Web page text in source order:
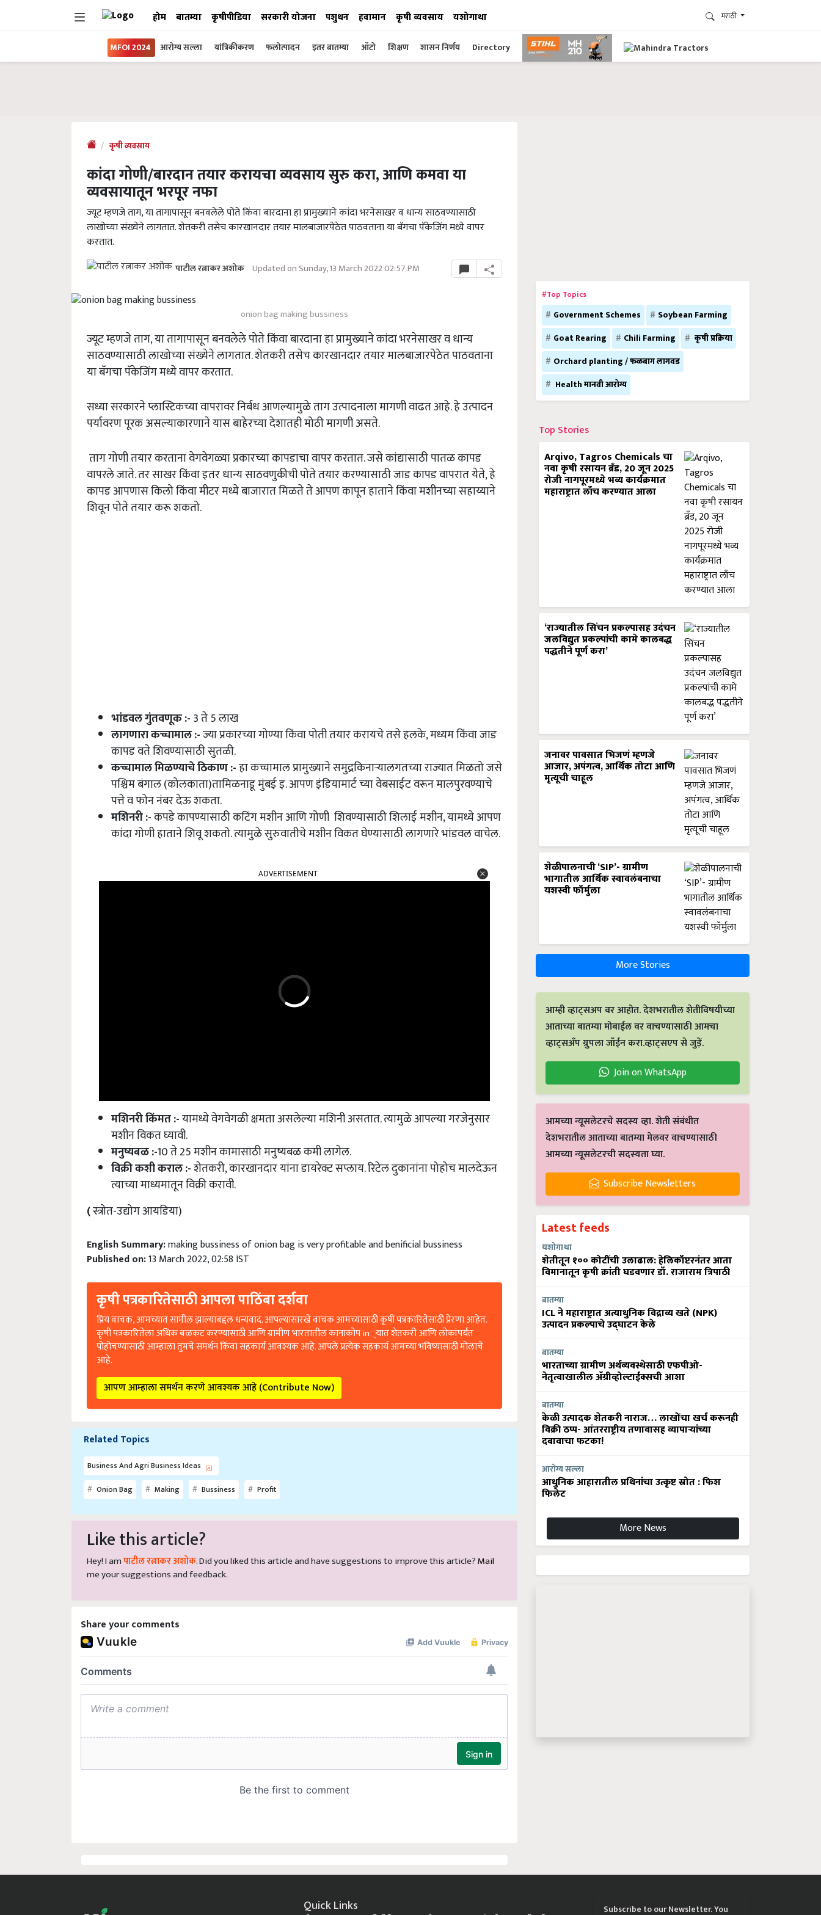
होम बातम्या कृषीपीडिया सरकारी योजना पशुधन हवामान कृषी व्यवसाय यशोगाथा मराठी
MFOI 2024 आरोग्य सल्ला यांत्रिकीकरण फलोत्पादन इतर बातम्या ऑटो शिक्षण शासन निर्णय Directory
कृषी व्यवसाय
कांदा गोणी/बारदान तयार करायचा व्यवसाय सुरु करा, आणि कमवा या
व्यवसायातून भरपूर नफा
ज्यूट म्हणजे ताग, या तागापासून बनवलेले पोते किंवा बारदाना हा प्रामुख्याने कांदा भरनेसाखर व धान्य साठवण्यासाठी
लाखोच्या संख्येने लागतात. शेतकरी तसेच कारखानदार तयार मालबाजारपेठेत पाठवताना या बॅगचा पॅकेजिंग मध्ये वापर
करतात.
पाटील रत्नाकर अशोक Updated on Sunday, 13 March 2022 02:57 PM
onion bag making bussiness
ज्यूट म्हणजे ताग, या तागापासून बनवलेले पोते किंवा बारदाना हा प्रामुख्याने कांदा भरनेसाखर व धान्य
साठवण्यासाठी लाखोच्या संख्येने लागतात. शेतकरी तसेच कारखानदार तयार मालबाजारपेठेत पाठवताना
या बॅगचा पॅकेजिंग मध्ये वापर करतात.
सध्या सरकारने प्लास्टिकच्या वापरावर निर्बंध आणल्यामुळे ताग उत्पादनाला मागणी वाढत आहे.हे उत्पादन
पर्यावरण पूरक असल्याकारणाने यास बाहेरच्या देशातही मोठी मागणी असते.
ताग गोणी तयार करताना वेगवेगळ्या प्रकारच्या कापडाचा वापर करतात.जसे कांद्यासाठी पातळ कापड
वापरले जाते.तर साखर किंवा इतर धान्य साठवणुकीची पोते तयार करण्यासाठी जाड कापड वापरात येते,हे
कापड आपणास किलो किंवा मीटर मध्ये बाजारात मिळते ते आपण कापून हाताने किंवा मशीनच्या सहाय्याने
शिवून पोते तयार करू शकतो.
भांडवल गुंतवणूक:-3 ते 5 लाख
लागणारा कच्चामाल:-ज्या प्रकारच्या गोण्या किंवा पोती तयार करायचे तसे हलके,मध्यम किंवा जाड
कापड वते शिवण्यासाठी सुतळी.
कच्चामाल मिळण्याचे ठिकाण:-हा कच्चामाल प्रामुख्याने समुद्रकिनाऱ्यालगतच्या राज्यात मिळतो जसे
पश्चिम बंगाल(कोलकाता)तामिळनाडू मुंबई इ.आपण इंडियामार्ट च्या वेबसाईट वरून मालपुरवण्याचे
पत्ते व फोन नंबर देऊ शकता.
मशिनरी:-कपडे कापण्यासाठी कटिंग मशीन आणि गोणी शिवण्यासाठी शिलाई मशीन,यामध्ये आपण
कांदा गोणी हाताने शिवू शकतो.त्यामुळे सुरुवातीचे मशीन विकत घेण्यासाठी लागणारे भांडवल वाचेल.
मशिनरी किंमत:-यामध्ये वेगवेगळी क्षमता असलेल्या मशिनी असतात.त्यामुळे आपल्या गरजेनुसार
मशीन विकत घ्यावी.
मनुष्यबळ:-10 ते 25 मशीन कामासाठी मनुष्यबळ कमी लागेल
विक्री कशी कराल:-शेतकरी,कारखानदार यांना डायरेक्ट सप्लाय
त्याच्या माध्यमातून विक्री करावी.
उद्योग आयडिया)
Published on:13 March 2022, 02:58 IST
कृषी पत्रकारितेसाठी आपला पाठिंबा दर्शवा
प्रिय वाचक, आमच्यात सामील झाल्याबद्दल धन्यवाद. आपल्यासारखे वाचक आमच्यासाठी कृषी पत्रकारितेसाठी प्रेरणा आहेत.
कृषी पत्रकारितेला अधिक बळकट करण्यासाठी आणि ग्रामीण भारतातील कानाकोप in्यात शेतकरी आणि लोकांपर्यंत
पोहोचण्यासाठी आम्हाला तुमचे समर्थन किंवा सहकार्य आवश्यक आहे. आपले प्रत्येक सहकार्य आमच्या भविष्यासाठी मोलाचे
आहे.
आपण आम्हाला समर्थन करणे आवश्यक आहे (Contribute Now)
Related Topics
Onion Bag
Making Bussiness
Like this article?
Hey! I amपाटील रत्नाकर अशोक. Did you liked this article and have suggestions to improve this article?
me your suggestions and feedback.
#Top Topics
Government Schemes
Soybean Farming
Goat Rearing
Chili Farming
कृषी प्रक्रिया
Orchard planting / फळबाग लागवड
Health मानवी आरोग्य
Top Stories
Arqivo, Tagros Chemicals चा
नवा कृषी रसायन ब्रँड, 20 जून 2025
रोजी नागपूरमध्ये भव्य कार्यक्रमात
महाराष्ट्रात लाँच करण्यात आला
‘राज्यातील सिंचन प्रकल्पासह उदंचन
जलविद्युत प्रकल्पांची कामे कालबद्ध
पद्धतीने पूर्ण करा’
जनावर पावसात भिजणं म्हणजे
आजार, अपंगत्व, आर्थिक तोटा आणि
मृत्यूची चाहूल
शेळीपालनाची ‘SIP’- ग्रामीण
भागातील आर्थिक स्वावलंबनाचा
यशस्वी फॉर्मुला
More Stories
आम्ही व्हाट्सअप वर आहोत. देशभरातील शेतीविषयीच्या
आताच्या बातम्या मोबाईल वर वाचण्यासाठी आमचा
व्हाट्सअँप ग्रुपला जॉईन करा.व्हाट्सएप से जुड़ें.
Join on WhatsApp
आमच्या न्यूसलेटरचे सदस्य व्हा. शेती संबंधीत
देशभरातील आताच्या बातम्या मेलवर वाचण्यासाठी
आमच्या न्यूसलेटरची सदस्यता घ्या.
Subscribe Newsletters
Latest feeds
यशोगाथा
शेतीतून १०० कोटींची उलाढाल: हेलिकॉप्टरनंतर आता
विमानातून कृषी क्रांती घडवणार डॉ. राजाराम त्रिपाठी
बातम्या
ICL ने महाराष्ट्रात अत्याधुनिक विद्राव्य खते (NPK)
उत्पादन प्रकल्पाचे उद्घाटन केले
बातम्या
भारताच्या ग्रामीण अर्थव्यवस्थेसाठी एफपीओ-
नेतृत्वाखालील अ‍ॅग्रीव्होल्टाईक्सची आशा
बातम्या
केळी उत्पादक शेतकरी नाराज… लाखोंचा खर्च करूनही
विक्री ठप्प- आंतरराष्ट्रीय तणावासह व्यापाऱ्यांच्या
दबावाचा फटका!
आरोग्य सल्ला
आधुनिक आहारातील प्रथिनांचा उत्कृष्ट स्रोत : फिश
फिलेट
More News
होम बातम्या
choose the topics of your interest